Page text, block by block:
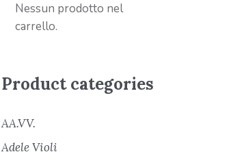
Nessun prodotto nel
carrello.
Product categories
AA.VV.
Adele Violi